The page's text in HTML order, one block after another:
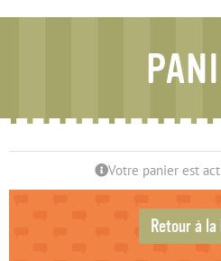
Votre panier est
Retour à